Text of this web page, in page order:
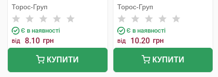
25х1 см палець 1 шт
Торос-Груп
Є в наявності
від 8.10 грн
КУПИТИ
15х3 см гомілкоступневий 1
шт
Торос-Груп
Є в наявності
від 10.20 грн
КУПИТИ